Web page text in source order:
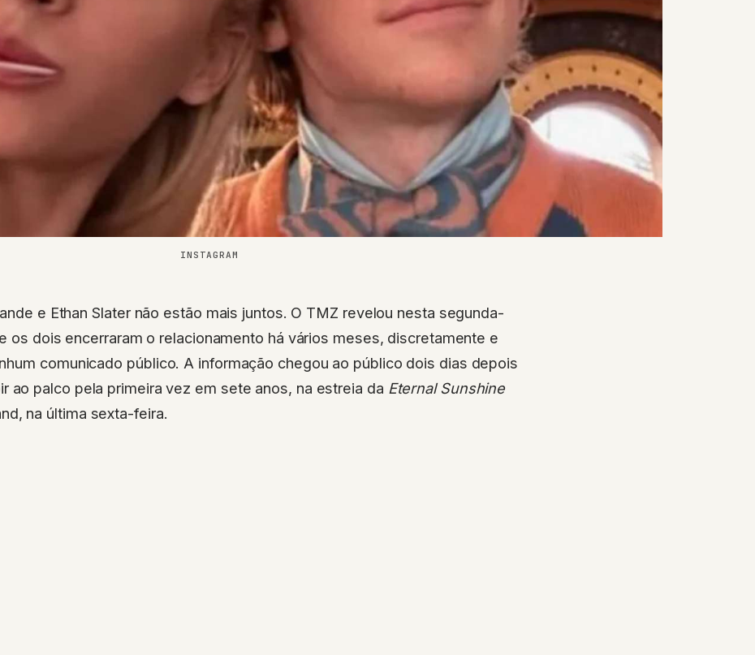
INSTAGRAM
e Ethan Slater não estão mais juntos. O TMZ revelou nesta segunda-
os dois encerraram o relacionamento há vários meses, discretamente e
comunicado público. A informação chegou ao público dois dias depois
ao palco pela primeira vez em sete anos, na estreia da Eternal Sunshine
na última sexta-feira.